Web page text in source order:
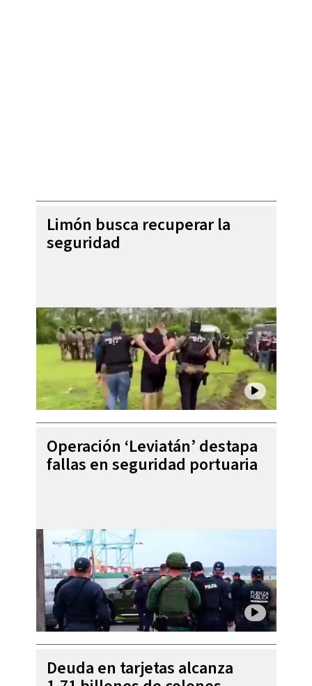
Limón busca recuperar la
seguridad
Operación ‘Leviatán’ destapa
fallas en seguridad portuaria
Deuda en tarjetas alcanza